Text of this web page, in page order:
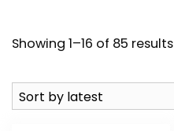
Showing 1–16 of 85 results